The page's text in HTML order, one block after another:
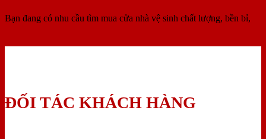
Bạn đang có nhu cầu tìm mua cửa nhà vệ sinh chất lượng, bền bỉ,
ĐỐI TÁC KHÁCH HÀNG